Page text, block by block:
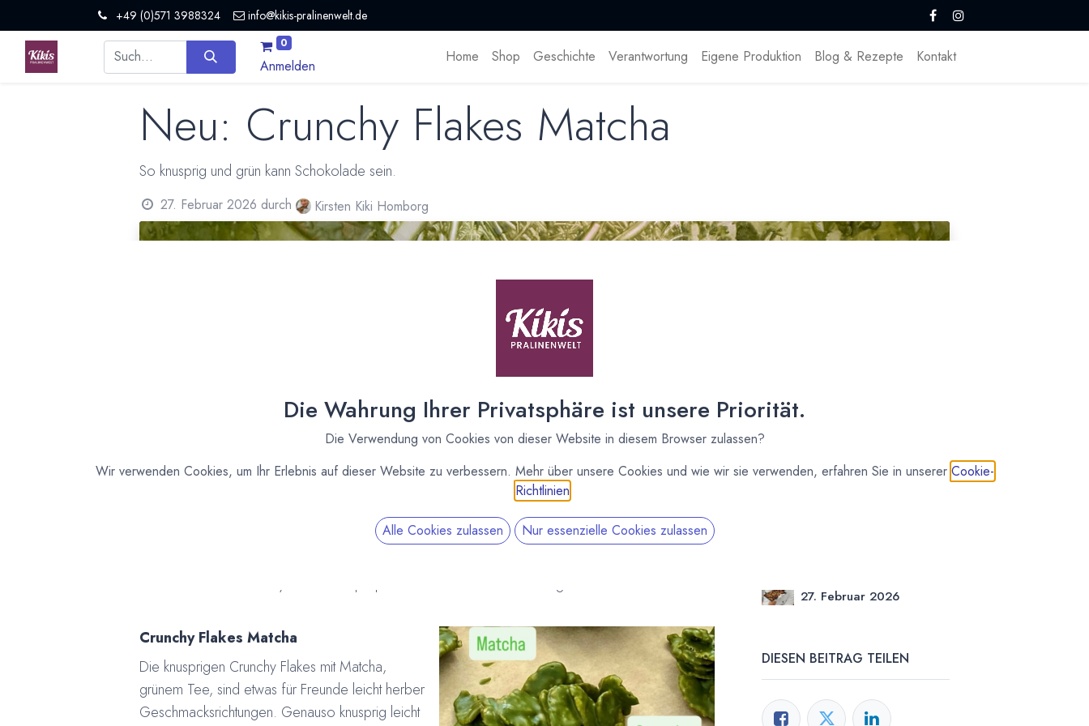
+49 (0)571 3988324 info@kikis-pralinenwelt.de
0
Anmelden
Home Shop Geschichte Verantwortung Eigene Produktion Blog & Rezepte Kontakt
Neu: Crunchy Flakes Matcha
So knusprig und grün kann Schokolade sein.
27. Februar 2026 durch Kirsten Kiki Homborg
Crunchy Flakes Matcha
Die knusprigen Crunchy Flakes mit Matcha,
grünem Tee, sind etwas für Freunde leicht herber
Geschmacksrichtungen. Genauso knusprig leicht
27. Februar 2026
DIESEN BEITRAG TEILEN
Die Wahrung Ihrer Privatsphäre ist unsere Priorität.
Die Verwendung von Cookies von dieser Website in diesem Browser zulassen?
Wir verwenden Cookies, um Ihr Erlebnis auf dieser Website zu verbessern. Mehr über unsere Cookies und wie wir sie verwenden, erfahren Sie in unserer Cookie-
Richtlinien
Alle Cookies zulassen Nur essenzielle Cookies zulassen